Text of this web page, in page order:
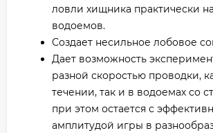
ловли хищника практически
водоемов.
Создает несильное лобовое
Дает возможность
разной скоростью проводки,
течении, так и в водоемах со
при этом остается с
амплитудой игры в